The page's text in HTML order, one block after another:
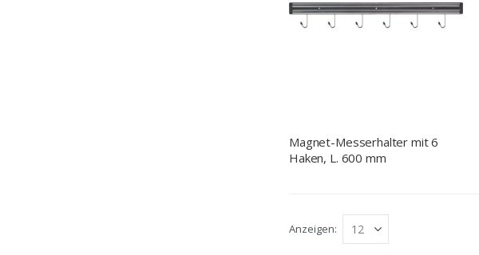
Magnet-Messerhalter mit 6
Haken, L. 600 mm
Anzeigen